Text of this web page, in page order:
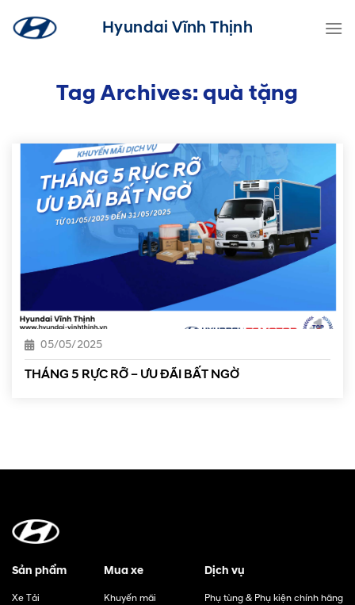
Hyundai Vĩnh Thịnh
Tag Archives:quà tặng
THÁNG 5 RỰC RỠ – ƯU ĐÃI BẤT NGỜ
05/05/2025
Sản phẩm
Xe Tải
Mua xe
Khuyến mãi
Dịch vụ
Phụ tùng & Phụ kiện chính hãng